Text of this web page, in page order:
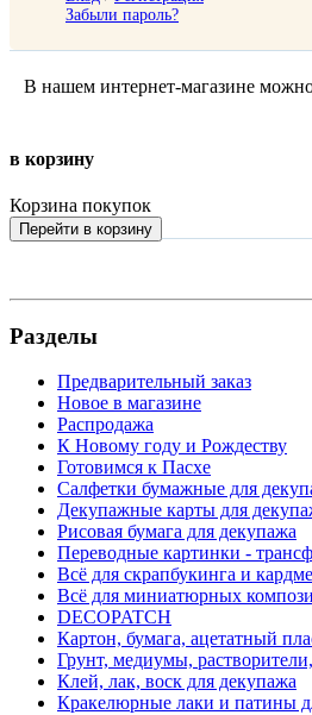
Забыли пароль?
В нашем интернет-магазине можно
в корзину
Корзина покупок
Перейти в корзину
Разделы
Предварительный заказ
Новое в магазине
Распродажа
К Новому году и Рождеству
Готовимся к Пасхе
Салфетки бумажные для
Декупажные карты для
Рисовая бумага для декупажа
Переводные картинки -
Всё для скрапбукинга и
Всё для миниатюрных
DECOPATCH
Картон, бумага, ацетатный
Грунт, медиумы, растворители,
Клей, лак, воск для декупажа
Кракелюрные лаки и патины